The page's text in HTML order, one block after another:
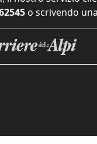
o scrivendo